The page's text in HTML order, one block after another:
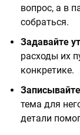
вопрос, а в
собраться.
Задавайте
расходы их
конкретике.
тема для
детали